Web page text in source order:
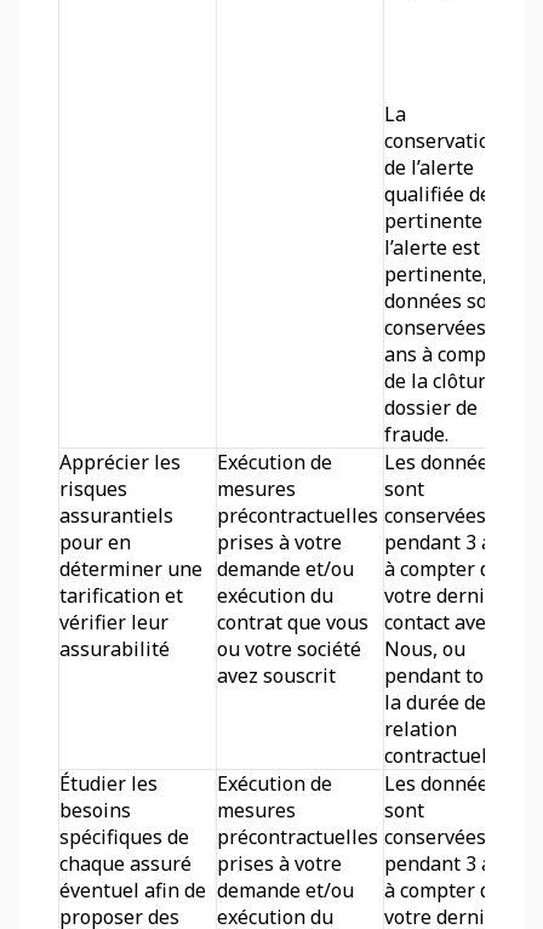
La
conservation
de l’alerte
qualifiée de
pertinente : si
l’alerte est
pertinente, les
données sont
conservées 5
ans à compter
de la clôture du
dossier de
fraude.
Apprécier les
risques
assurantiels
pour en
déterminer une
tarification et
vérifier leur
assurabilité
Exécution de
mesures
précontractuelles
prises à votre
demande et/ou
exécution du
contrat que vous
ou votre société
avez souscrit
Les données
sont
conservées
pendant 3 ans
à compter de
votre dernier
contact avec
Nous, ou
pendant toute
la durée de la
relation
contractuelle.
Étudier les
besoins
spécifiques de
chaque assuré
éventuel afin de
proposer des
Exécution de
mesures
précontractuelles
prises à votre
demande et/ou
exécution du
Les données
sont
conservées
pendant 3 ans
à compter de
votre dernier